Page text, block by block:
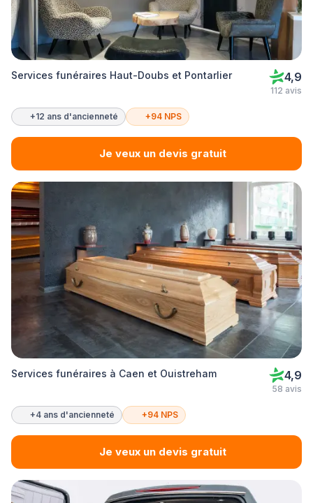
Services funéraires Haut-Doubs et Pontarlier 4,9
112 avis
+12 ans d'ancienneté +94 NPS
Je veux un devis gratuit
Services funéraires à Caen et Ouistreham 4,9
58 avis
+4 ans d'ancienneté +94 NPS
Je veux un devis gratuit